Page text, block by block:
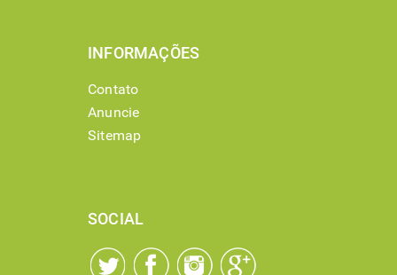
INFORMAÇÕES
Contato
Anuncie
Sitemap
SOCIAL